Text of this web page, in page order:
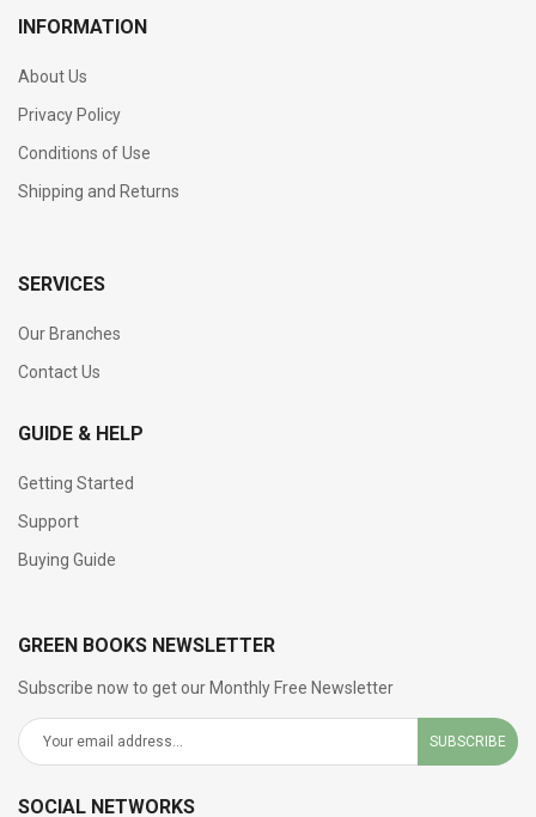
INFORMATION
About Us
Privacy Policy
Conditions of Use
Shipping and Returns
SERVICES
Our Branches
Contact Us
GUIDE & HELP
Getting Started
Support
Buying Guide
GREEN BOOKS NEWSLETTER
Subscribe now to get our Monthly Free Newsletter
SUBSCRIBE
SOCIAL NETWORKS